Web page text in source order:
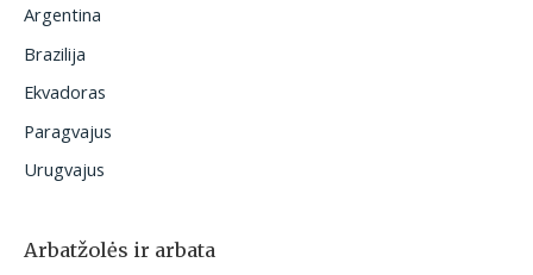
Argentina
Brazilija
Ekvadoras
Paragvajus
Urugvajus
Arbatžolės ir arbata